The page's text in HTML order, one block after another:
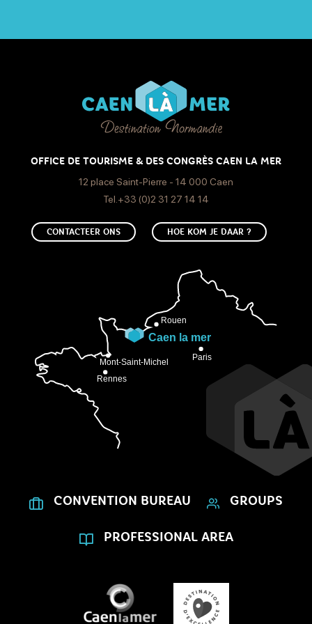
Vrijdag
Zaterdag
Open
Open
OFFICE DE TOURISME & DES CONGRÈS CAEN LA MER
12 place Saint-Pierre - 14 000 Caen
Tel.+33 (0)2 31 27 14 14
CONTACTEER ONS HOE KOM JE DAAR ?
CONVENTION BUREAU GROUPS
PROFESSIONAL AREA